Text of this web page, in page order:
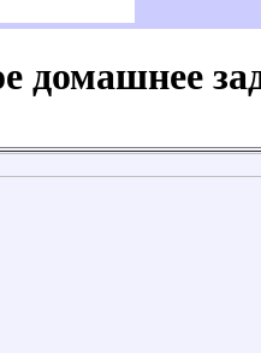
домашнее